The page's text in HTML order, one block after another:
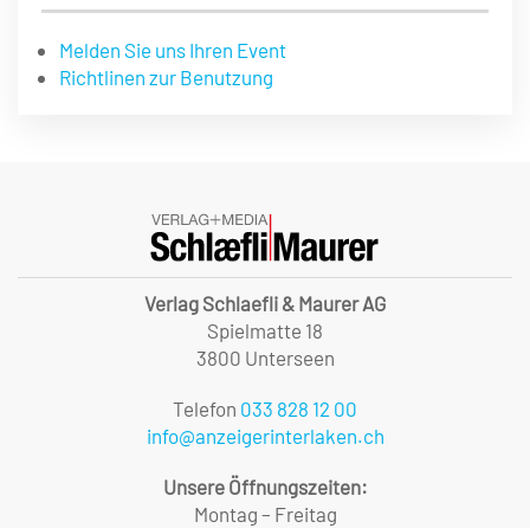
Melden Sie uns Ihren Event
Richtlinen zur Benutzung
Verlag Schlaefli & Maurer AG
Spielmatte 18
3800 Unterseen
Telefon 033 828 12 00
info@anzeigerinterlaken.ch
Unsere Öffnungszeiten:
Montag – Freitag